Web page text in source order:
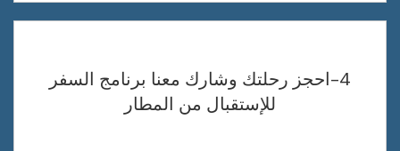
4-احجز رحلتك وشارك معنا برنامج السفر
للإستقبال من المطار